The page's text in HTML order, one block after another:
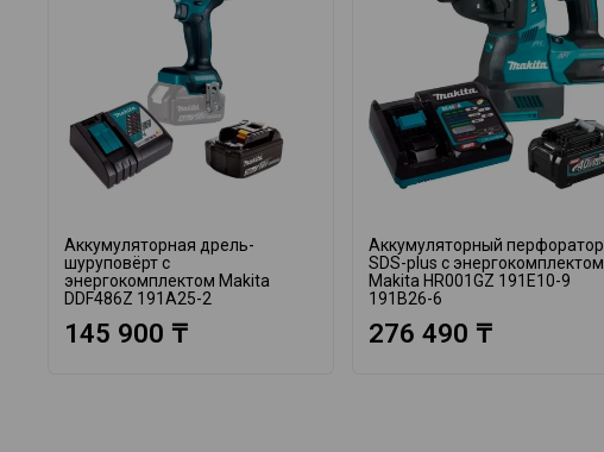
Аккумуляторная дрель-
шуруповёрт с
энергокомплектом Makita
DDF486Z 191A25-2
145 900 ₸
Аккумуляторный перфоратор
SDS-plus с энергокомплектом
Makita HR001GZ 191E10-9
191B26-6
276 490 ₸